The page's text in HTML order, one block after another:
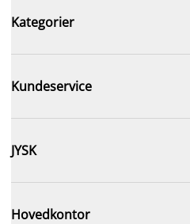
Kategorier
Kundeservice
JYSK
Hovedkontor